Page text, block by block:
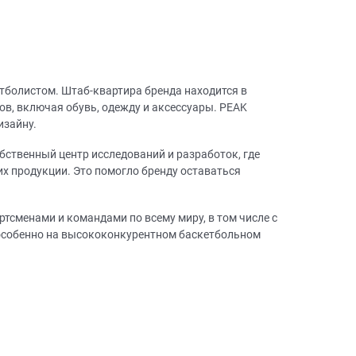
Штаб-квартира бренда находится в
включая обувь, одежду и аксессуары. PEAK
центр исследований и разработок, где
продукции. Это помогло бренду оставаться
и командами по всему миру, в том числе с
на высококонкурентном баскетбольном